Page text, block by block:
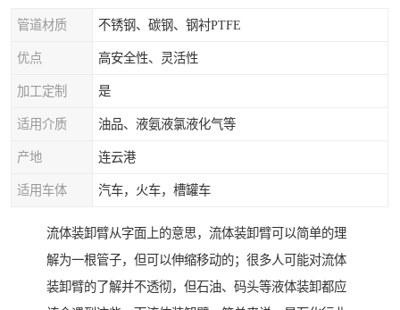
管道材质 不锈钢、碳钢、钢衬PTFE
优点 高安全性、灵活性
加工定制 是
适用介质 油品、液氨液氯液化气等
产地 连云港
适用车体 汽车，火车，槽罐车
流体装卸臂从字面上的意思，流体装卸臂可以简单的理
解为一根管子，但可以伸缩移动的；很多人可能对流体
装卸臂的了解并不透彻，但石油、码头等液体装卸都应